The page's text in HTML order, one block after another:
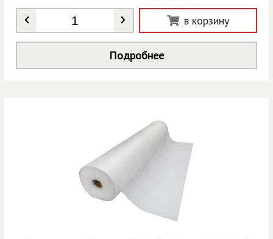
Количество в корзину
Подробнее